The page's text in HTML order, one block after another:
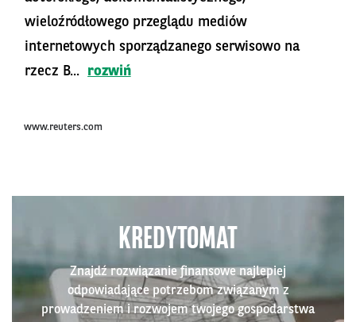
wieloźródłowego przeglądu mediów
internetowych sporządzanego serwisowo na
rzecz B...
rozwiń
www.reuters.com
KREDYTOMAT
Znajdź rozwiązanie finansowe najlepiej
odpowiadające potrzebom związanym z
prowadzeniem i rozwojem twojego gospodarstwa